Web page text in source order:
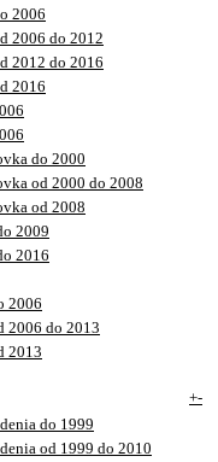
2006
2006 do 2012
2012 do 2016
2016
do 2000
od 2000 do 2008
od 2008
2009
2016
2006
2006 do 2013
2013
+-
do 1999
od 1999 do 2010